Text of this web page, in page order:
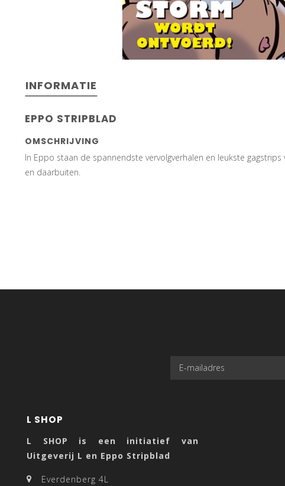
INFORMATIE
EPPO STRIPBLAD
OMSCHRIJVING
In Eppo staan de spannendste vervolgverhalen en leukste
en daarbuiten.
L SHOP
L SHOP is een initiatief van
Uitgeverij L en Eppo Stripblad
Everdenberg 4L